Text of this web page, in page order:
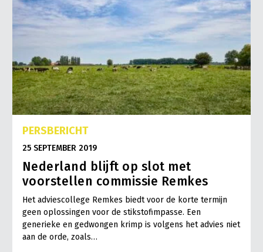
PERSBERICHT
25 SEPTEMBER 2019
Nederland blijft op slot met
voorstellen commissie Remkes
Het adviescollege Remkes biedt voor de korte termijn
geen oplossingen voor de stikstofimpasse. Een
generieke en gedwongen krimp is volgens het advies niet
aan de orde, zoals…